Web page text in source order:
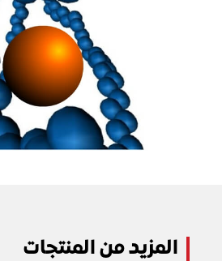
المزيد من المنتجات